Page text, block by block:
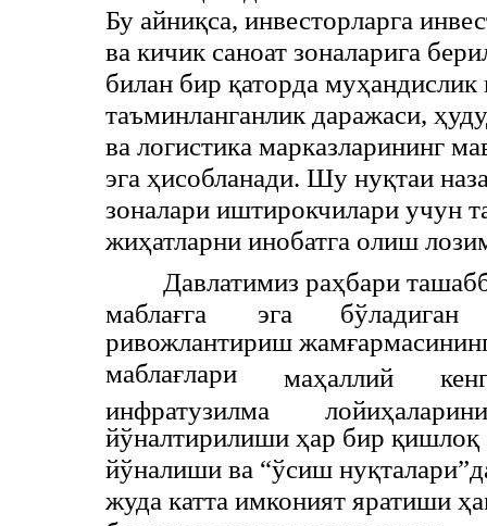
Бу айниқса, инвесторларга
ва кичик саноат зоналарига
билан бир қаторда
таъминланганлик даражаси,
ва логистика марказларининг
эга ҳисобланади. Шу нуқтаи
зоналари иштирокчилари учун
жиҳатларни инобатга олиш
Давлатимиз раҳбари
маблағга
эга
бўладиган
ривожлантириш
маблағлари
маҳаллий
инфратузилма
лойиҳаларини
йўналтирилиши ҳар бир қишлоқ
йўналиши ва “ўсиш
жуда катта имконият яратиши